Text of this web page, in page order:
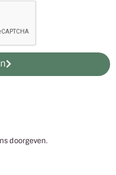
doorgeven.